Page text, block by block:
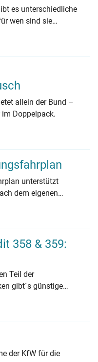
es unterschiedliche
wen sind sie
allein der Bund –
im Doppelpack.
unterstützt
dem eigenen
358 & 359:
Teil der
gibt´s günstige
der KfW für die